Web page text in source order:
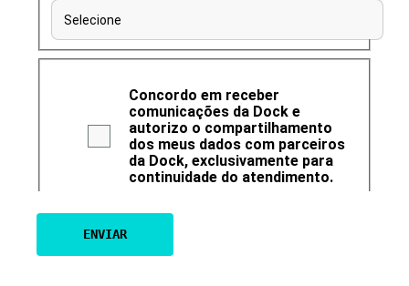
Selecione
Concordo em receber
comunicações da Dock e
autorizo o compartilhamento
dos meus dados com parceiros
da Dock, exclusivamente para
continuidade do atendimento.